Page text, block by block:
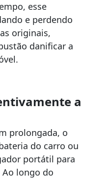
esse
e perdendo
originais,
danificar a
a
prolongada, o
do carro ou
portátil para
longo do